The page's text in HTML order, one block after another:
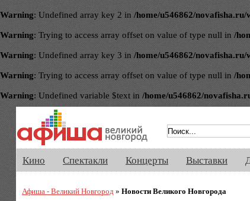
Warning: Undefined array key 2 in /home/u546862/
Warning: Trying to access array offset on value of type null in /
Warning: Undefined array key 3 in /home/u546862/
Warning: Trying to access array offset on value of type null in /
Warning: Undefined variable $text in /home/u546862/
Кино Спектакли Концерты Выставки
Афиша - Великий Новгород » Новости Великого Новгорода